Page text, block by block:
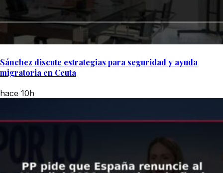
Sánchez discute estrategias para seguridad y ayuda
migratoria en Ceuta
hace 10h